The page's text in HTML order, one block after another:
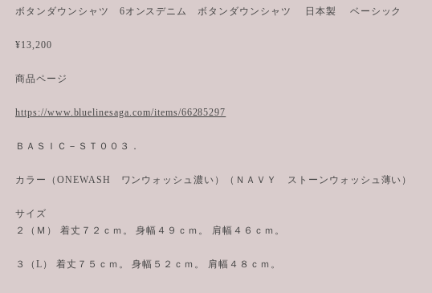
ボタンダウンシャツ 6オンスデニム ボタンダウンシャツ 日本製 ベーシック
¥13,200
商品ページ
https://www.bluelinesaga.com/items/66285297
ＢＡＳＩＣ－ＳＴ００３．
カラー（ONEWASH ワンウォッシュ濃い）（ＮＡＶＹ ストーンウォッシュ薄い）
サイズ
２（Ｍ） 着丈７２ｃｍ。 身幅４９ｃｍ。 肩幅４６ｃｍ。
３（L） 着丈７５ｃｍ。 身幅５２ｃｍ。 肩幅４８ｃｍ。